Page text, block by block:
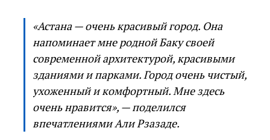
«Астана — очень красивый город. Она
напоминает мне родной Баку своей
современной архитектурой, красивыми
зданиями и парками. Город очень чистый,
ухоженный и комфортный. Мне здесь
очень нравится», — поделился
впечатлениями Али Рзазаде.